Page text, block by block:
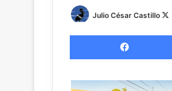
Julio César Castillo